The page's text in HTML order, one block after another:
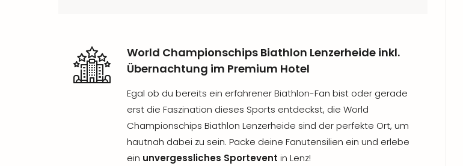
World Championschips Biathlon Lenzerheide inkl.
Übernachtung im Premium Hotel
Egal ob du bereits ein erfahrener Biathlon-Fan bist oder gerade
erst die Faszination dieses Sports entdeckst, die World
Championschips Biathlon Lenzerheide sind der perfekte Ort, um
hautnah dabei zu sein. Packe deine Fanutensilien ein und erlebe
ein unvergessliches Sportevent in Lenz!